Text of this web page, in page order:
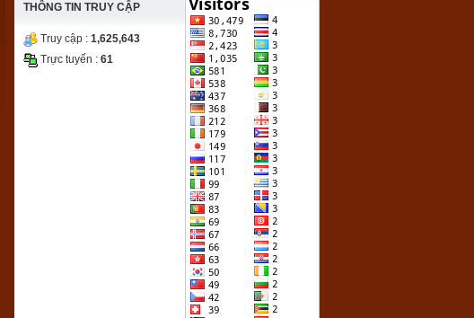
THÔNG TIN TRUY CẬP
Truy cập : 1,625,643
Trực tuyến : 61